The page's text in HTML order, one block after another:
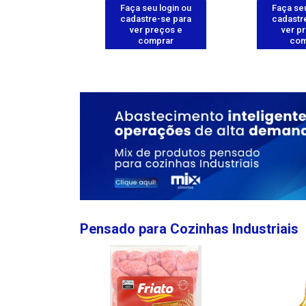
Faça seu login ou
cadastre-se para
ver preços e
comprar
Faça
ver
Pensado para Cozinhas Industriais